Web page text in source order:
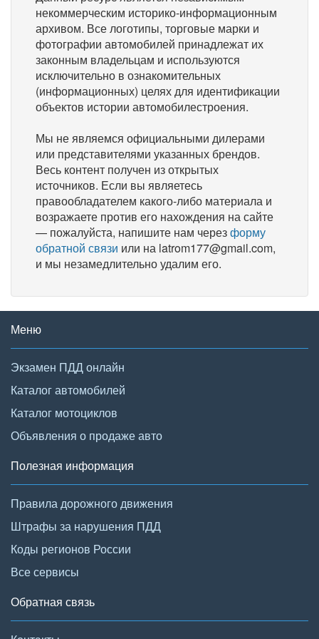
некоммерческим историко-информационным
архивом. Все логотипы, торговые марки и
фотографии автомобилей принадлежат их
законным владельцам и используются
исключительно в ознакомительных
(информационных) целях для идентификации
объектов истории автомобилестроения.
Мы не являемся официальными дилерами
или представителями указанных брендов.
Весь контент получен из открытых
источников. Если вы являетесь
правообладателем какого-либо материала и
возражаете против его нахождения на сайте
— пожалуйста, напишите нам черезформу
обратной связи или на latrom177@gmail.com,
и мы незамедлительно удалим его.
Меню
Экзамен ПДД онлайн
Каталог автомобилей
Каталог мотоциклов
Объявления о продаже авто
Полезная информация
Правила дорожного движения
Штрафы за нарушения ПДД
Коды регионов России
Все сервисы
Обратная связь